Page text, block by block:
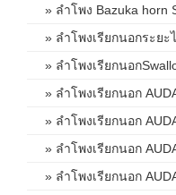
» ลำโพง Bazuka horn
» ลำโพงเรียกนอกระยะ
» ลำโพงเรียกนอก
» ลำโพงเรียกนอก
» ลำโพงเรียกนอก
» ลำโพงเรียกนอก
» ลำโพงเรียกนอก